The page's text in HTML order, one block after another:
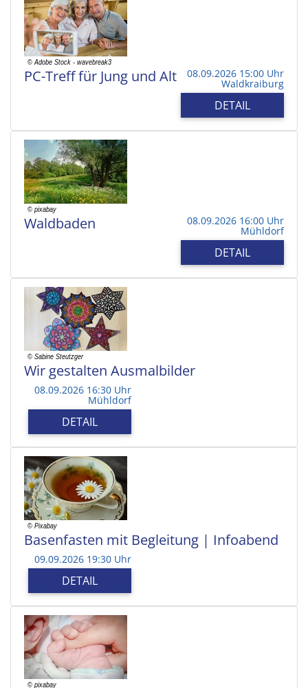
PC-Treff für Jung und Alt 08.09.2026 15:00 Uhr
Waldkraiburg
DETAIL
Waldbaden 08.09.2026 16:00 Uhr
Mühldorf
DETAIL
Wir gestalten Ausmalbilder
08.09.2026 16:30 Uhr
Mühldorf
DETAIL
Basenfasten mit Begleitung | Infoabend
09.09.2026 19:30 Uhr
DETAIL